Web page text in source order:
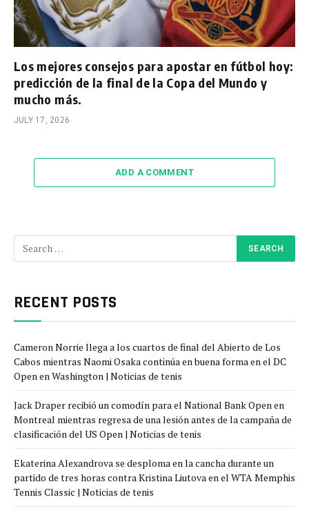
Los mejores consejos para apostar en fútbol hoy:
predicción de la final de la Copa del Mundo y
mucho más.
JULY 17, 2026
ADD A COMMENT
RECENT POSTS
Cameron Norrie llega a los cuartos de final del Abierto de Los
Cabos mientras Naomi Osaka continúa en buena forma en el DC
Open en Washington | Noticias de tenis
Jack Draper recibió un comodín para el National Bank Open en
Montreal mientras regresa de una lesión antes de la campaña de
clasificación del US Open | Noticias de tenis
Ekaterina Alexandrova se desploma en la cancha durante un
partido de tres horas contra Kristina Liutova en el WTA Memphis
Tennis Classic | Noticias de tenis